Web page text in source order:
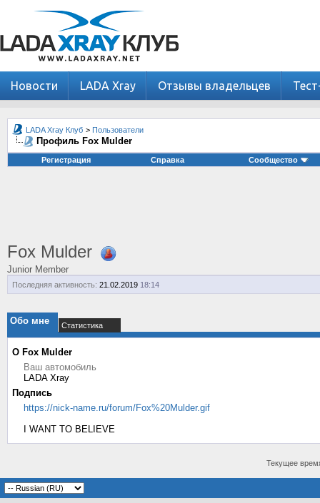
Новости LADA Xray Отзывы владельцев
LADA Xray Клуб > Пользователи
Профиль Fox Mulder
Регистрация Справка Сообщество
Fox Mulder
Junior Member
Последняя активность: 21.02.2019 18:14
Обо мне Статистика
О Fox Mulder
Ваш автомобиль
LADA Xray
Подпись
https://nick-name.ru/forum/Fox%20Mulder.gif
I WANT TO BELIEVE
Текущее